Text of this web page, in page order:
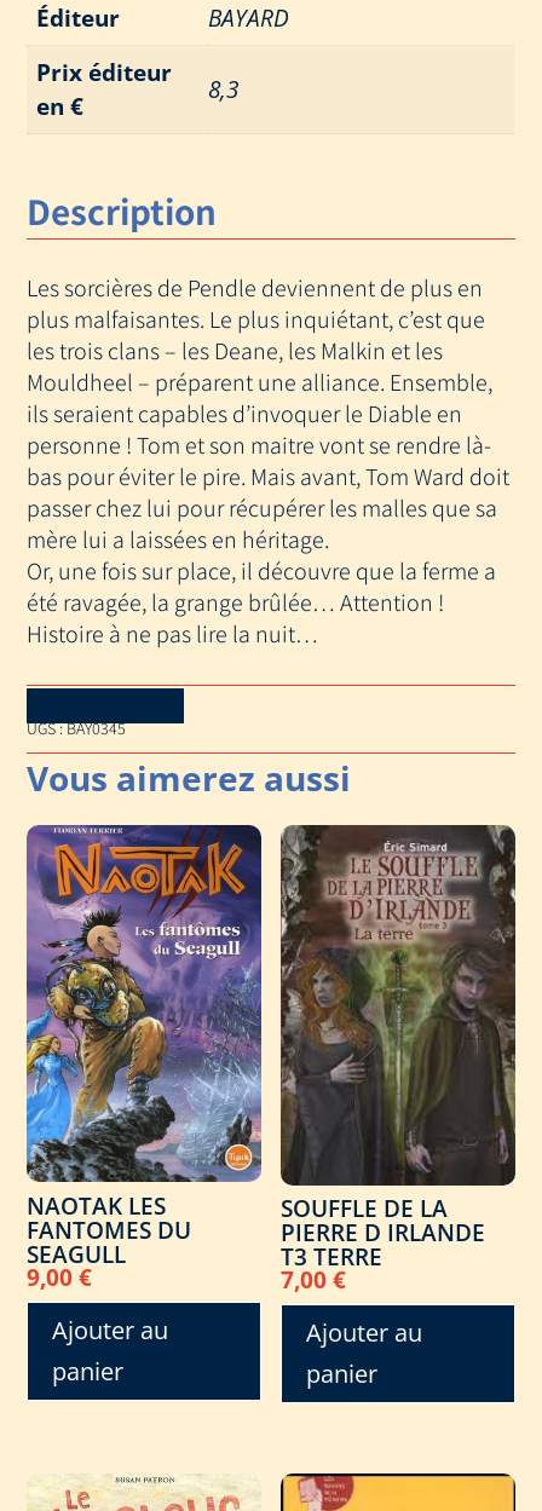
Éditeur
BAYARD
Prix éditeur
en €
8,3
Description
Les sorcières de Pendle deviennent de plus en
plus malfaisantes. Le plus inquiétant, c’est que
les trois clans – les Deane, les Malkin et les
Mouldheel – préparent une alliance. Ensemble,
ils seraient capables d’invoquer le Diable en
personne ! Tom et son maitre vont se rendre là-
bas pour éviter le pire. Mais avant, Tom Ward doit
passer chez lui pour récupérer les malles que sa
mère lui a laissées en héritage.
Or, une fois sur place, il découvre que la ferme a
été ravagée, la grange brûlée… Attention !
Histoire à ne pas lire la nuit…
UGS :BAY0345
NAOTAK LES
FANTOMES DU
SEAGULL
9,00€
Ajouter au
panier
SOUFFLE DE LA
PIERRE D IRLANDE
T3 TERRE
7,00€
Ajouter au
panier